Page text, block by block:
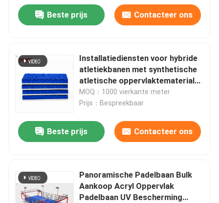
Beste prijs Contacteer ons
Installatiediensten voor hybride
atletiekbanen met synthetische
atletische oppervlaktematerialen
Technische begeleiding en
projectondersteuning voor
sportaannemers
MOQ：1000 vierkante meter
Prijs：Bespreekbaar
Beste prijs Contacteer ons
Panoramische Padelbaan Bulk
Aankoop Acryl Oppervlak
Padelbaan UV Bescherming